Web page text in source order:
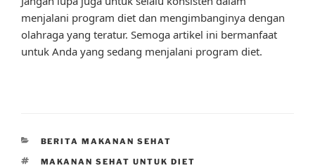
menjalani program diet dan mengimbanginya dengan
olahraga yang teratur. Semoga artikel ini bermanfaat
untuk Anda yang sedang menjalani program diet.
CATEGORIES
BERITA MAKANAN SEHAT
TAGS
MAKANAN SEHAT UNTUK DIET